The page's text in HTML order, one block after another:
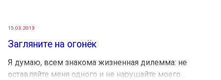
15.03.2013
Загляните на огонёк
Я думаю, всем знакома жизненная дилемма: не
оставляйте меня одного и не нарушайте моего...